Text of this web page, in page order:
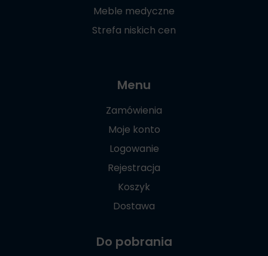
Meble medyczne
Strefa niskich cen
Menu
Zamówienia
Moje konto
Logowanie
Rejestracja
Koszyk
Dostawa
Do pobrania